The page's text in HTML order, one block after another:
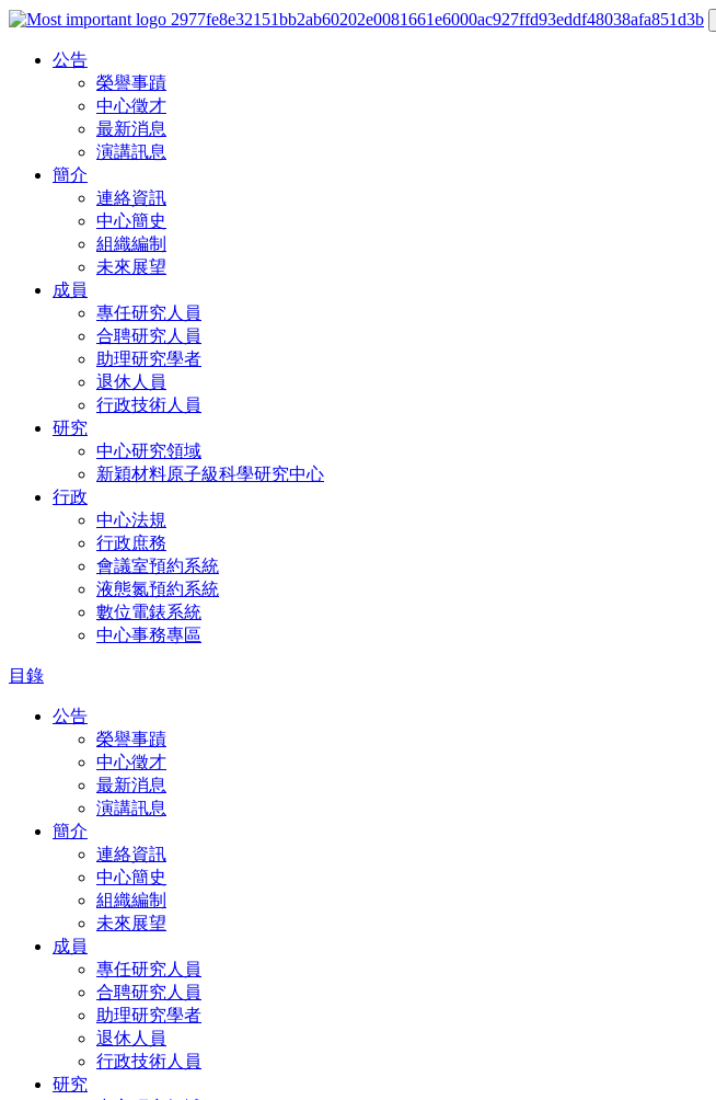
公告
榮譽事蹟
中心徵才
最新消息
演講訊息
簡介
連絡資訊
中心簡史
組織編制
未來展望
成員
專任研究人員
合聘研究人員
助理研究學者
退休人員
行政技術人員
研究
中心研究領域
新穎材料原子級科學研究中心
行政
中心法規
行政庶務
會議室預約系統
液態氮預約系統
數位電錶系統
中心事務專區
目錄
公告
榮譽事蹟
中心徵才
最新消息
演講訊息
簡介
連絡資訊
中心簡史
組織編制
未來展望
成員
專任研究人員
合聘研究人員
助理研究學者
退休人員
行政技術人員
研究